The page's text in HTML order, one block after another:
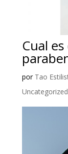
Cual
por Tao
Uncategorized